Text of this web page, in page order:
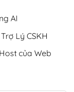
AI
Lý CSKH
của Web